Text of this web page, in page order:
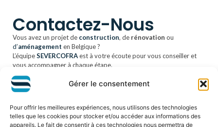
Gérer le consentement
Pour offrir les meilleures expériences, nous utilisons des technologies
telles que les cookies pour stocker et/ou accéder aux informations des
appareils. Le fait de consentir à ces technologies nous permettra de
Contactez-Nous
Vous avez un projet de construction, de rénovation ou
d’aménagement en Belgique ?
L’équipeSEVERCOFRAest à votre écoute pour vous conseiller et
vous accompagner à chaque étape.
Notre priorité : comprendre vos besoins, vous proposer des
solutions sur mesure et garantir un résultat à la hauteur de vos
attentes.
expert SEVERCOFRA vous répondra dans les plus brefs délais.